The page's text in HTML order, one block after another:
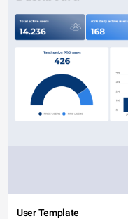
User Template